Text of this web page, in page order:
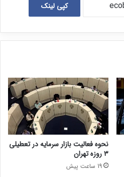
کپی لینک
نحوه فعالیت بازار سرمایه در تعطیلی
۳ روزه تهران
19 ساعت پیش